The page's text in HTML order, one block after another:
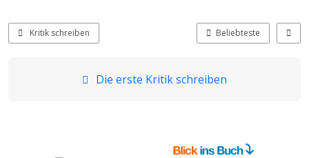
Kritik schreiben Beliebteste
Die erste Kritik schreiben